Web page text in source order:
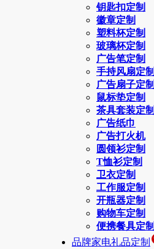
钥匙扣定制
徽章定制
塑料杯定制
玻璃杯定制
广告笔定制
手持风扇定制
广告扇子定制
鼠标垫定制
茶具套装定制
广告纸巾
广告打火机
圆领衫定制
T恤衫定制
卫衣定制
工作服定制
开瓶器定制
购物车定制
便携餐具定制
品牌家电礼品定制